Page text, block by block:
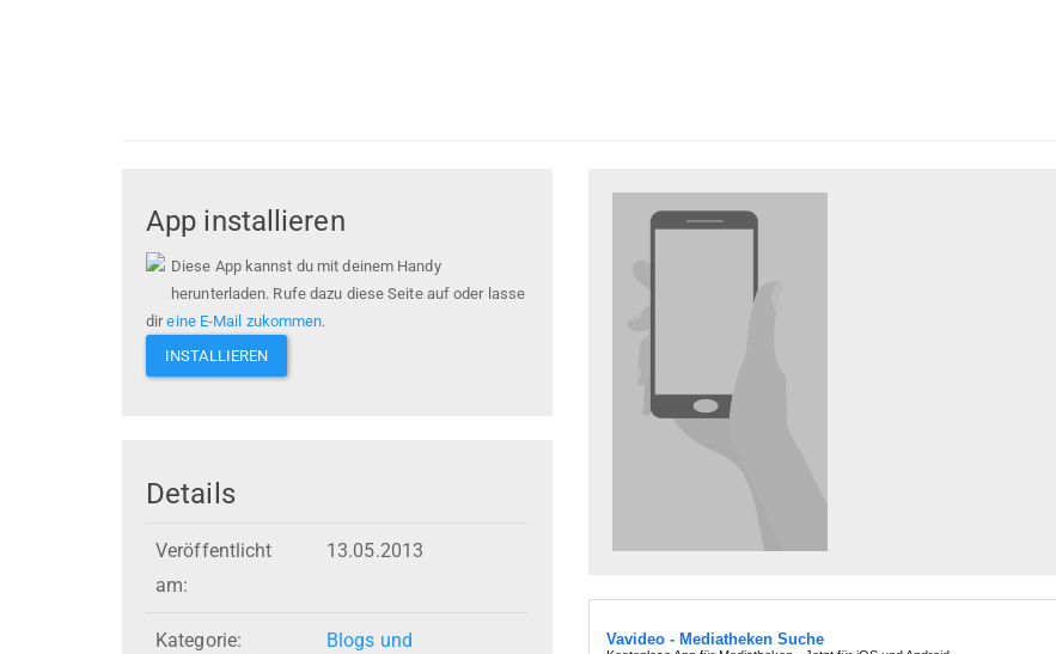
App installieren
Diese App kannst du mit deinem Handy
herunterladen. Rufe dazu diese Seite auf oder lasse
direine E-Mail zukommen.
INSTALLIEREN
Details
Veröffentlicht
am:
13.05.2013
Kategorie:
Blogs und